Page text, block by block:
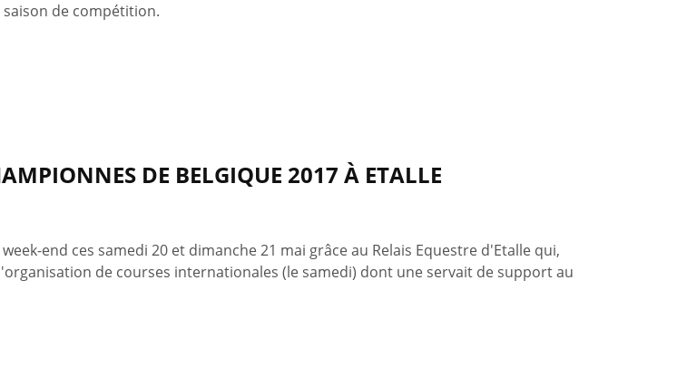
de compétition.
DE BELGIQUE 2017 À ETALLE
end ces samedi 20 et dimanche 21 mai grâce au Relais Equestre d'Etalle qui,
de courses internationales (le samedi) dont une servait de support au